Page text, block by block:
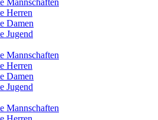
Mannschaften
Herren
Damen
Jugend
Mannschaften
Herren
Damen
Jugend
Mannschaften